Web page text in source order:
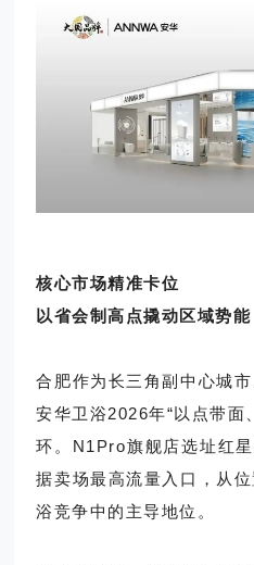
核心市场精准卡位
以省会制高点撬动区域势能
合肥作为长三角副中心城
安华卫浴2026年“以点带面
环。N1Pro旗舰店选址红
据卖场最高流量入口，从
浴竞争中的主导地位。